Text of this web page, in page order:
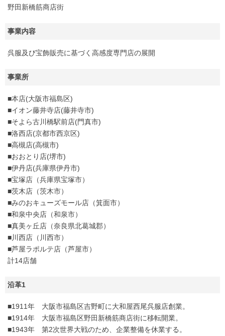
野田新橋筋商店街
事業内容
呉服及び宝飾販売に基づく高感度専門店の展開
事業所
■本店(大阪市福島区)
■イオン藤井寺店(藤井寺市)
■そよら古川橋駅前店(門真市)
■洛西店(京都市西京区)
■高槻店(高槻市)
■おおとり店(堺市)
■伊丹店(兵庫県伊丹市)
■宝塚店（兵庫県宝塚市）
■茨木店（茨木市）
■みのおキューズモール店（箕面市）
■和泉中央店（和泉市）
■真美ヶ丘店（奈良県北葛城郡）
■川西店（川西市）
■芦屋ラポルテ店（芦屋市）
計14店舗
沿革1
■1911年 大阪市福島区吉野町に大和屋西尾呉服店創業。
■1914年 大阪市福島区野田新橋筋商店街に移転開業。
■1943年 第2次世界大戦のため、企業整備を休業する。